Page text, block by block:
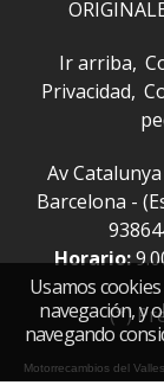
Ir arriba
Privacidad
Av
Barcelona -
Horario:
(*)
Motorrecambios del Valles
Usamos
navegación, y
navegando